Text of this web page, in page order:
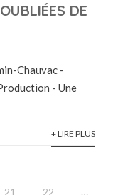
DE
Chauvac -
- Une
+ LIRE PLUS
21 22 …